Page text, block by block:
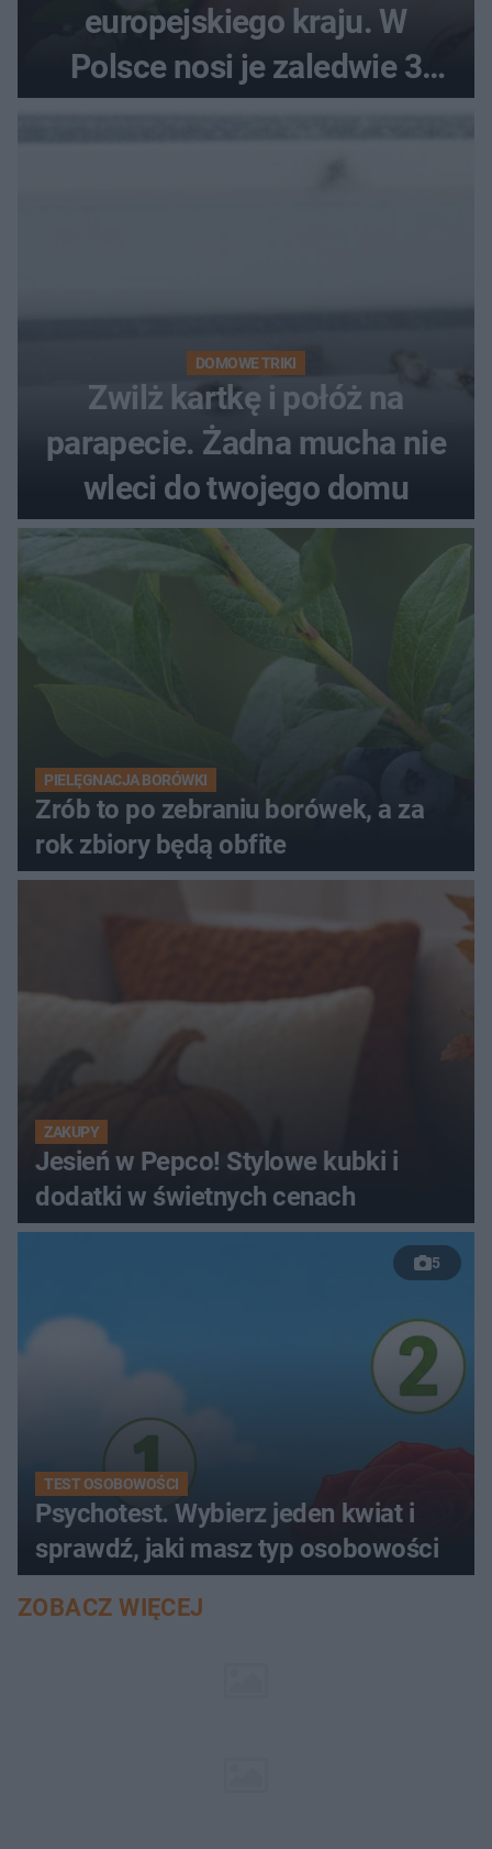
europejskiego kraju. W
Polsce nosi je zaledwie 3
kobiety
DOMOWE TRIKI
Zwilż kartkę i połóż na
parapecie. Żadna mucha nie
wleci do twojego domu
PIELĘGNACJA BORÓWKI
Zrób to po zebraniu borówek, a za
rok zbiory będą obfite
ZAKUPY
Jesień w Pepco! Stylowe kubki i
dodatki w świetnych cenach
5
TEST OSOBOWOŚCI
Psychotest. Wybierz jeden kwiat i
sprawdź, jaki masz typ osobowości
ZOBACZ WIĘCEJ